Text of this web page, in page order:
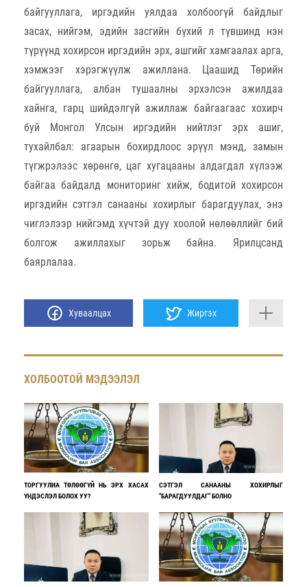
байгууллага, иргэдийн уялдаа холбоогүй байдлыг
засах, нийгэм, эдийн засгийн бүхий л түвшинд нэн
түрүүнд хохирсон иргэдийн эрх, ашгийг хамгаалах арга,
хэмжээг хэрэгжүүлж ажиллана. Цаашид Төрийн
байгууллага, албан тушаалны эрхэлсэн ажилдаа
хайнга, гарц шийдэлгүй ажиллаж байгаагаас хохирч
буй Монгол Улсын иргэдийн нийтлэг эрх ашиг,
тухайлбал: агаарын бохирдлоос эрүүл мэнд, замын
түгжрэлээс хөрөнгө, цаг хугацааны алдагдал хүлээж
байгаа байдалд мониторинг хийж, бодитой хохирсон
иргэдийн сэтгэл санааны хохирлыг барагдуулах, энэ
чиглэлээр нийгэмд хүчтэй дуу хоолой нөлөөллийг бий
болгож ажиллахыг зорьж байна. Ярилцсанд
баярлалаа.
Хуваалцах Жиргэх
ХОЛБООТОЙ МЭДЭЭЛЭЛ
ТОРГУУЛИА ТӨЛӨӨГҮЙ НЬ ЭРХ ХАСАХ
ҮНДЭСЛЭЛ БОЛОХ УУ?
СЭТГЭЛ САНААНЫ ХОХИРЛЫГ
"БАРАГДУУЛДАГ" БОЛНО